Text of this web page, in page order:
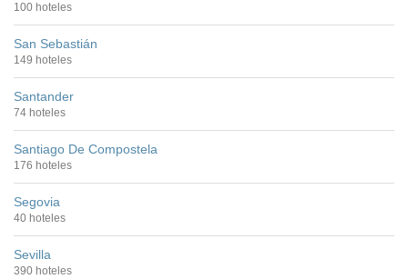
100 hoteles
San Sebastián
149 hoteles
Santander
74 hoteles
Santiago De Compostela
176 hoteles
Segovia
40 hoteles
Sevilla
390 hoteles